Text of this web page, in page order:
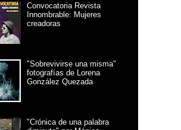
Convocatoria Revista
Innombrable: Mujeres
creadoras
"Sobrevivirse una misma"
fotografías de Lorena
González Quezada
"Crónica de una palabra